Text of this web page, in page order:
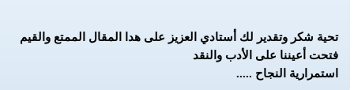
تحية شكر وتقدير لك أستادي العزيز على هدا المقال الممتع والقيم
فتحت أعيننا على الأدب والنقد
استمرارية النجاح .....